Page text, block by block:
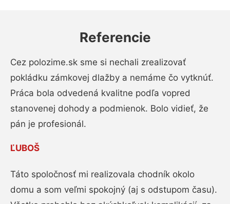
Referencie
Cez polozime.sk sme si nechali zrealizovať
pokládku zámkovej dlažby a nemáme čo vytknúť.
Práca bola odvedená kvalitne podľa vopred
stanovenej dohody a podmienok. Bolo vidieť, že
pán je profesionál.
ĽUBOŠ
Táto spoločnosť mi realizovala chodník okolo
domu a som veľmi spokojný (aj s odstupom času).